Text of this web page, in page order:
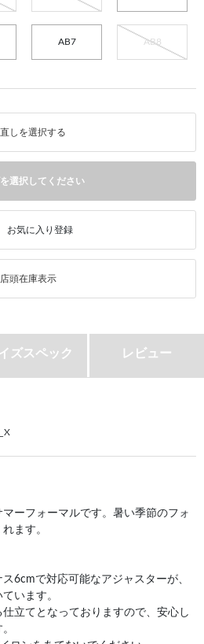
AB7 AB8
しを選択する
選択してください
店頭在庫表示
ズスペック レビュー
ーフォーマルです。暑い季節のフォ
ます。
6cmで対応可能なアジャスターが、
います。
立てとなっておりますので、安心し